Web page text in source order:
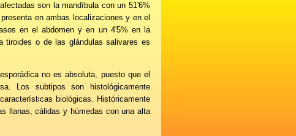
son la mandíbula con un 51'6%
en ambas localizaciones y en el
en el abdomen y en un 4'5% en la
tiroides o de las glándulas salivares es
no es absoluta, puesto que el
Los subtipos son histológicamente
biológicas. Históricamente
llanas, cálidas y húmedas con una alta